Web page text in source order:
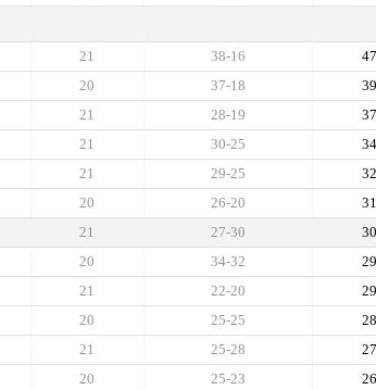
47
38-16
21
39
37-18
20
37
28-19
21
34
30-25
21
32
29-25
21
31
26-20
20
30
27-30
21
29
34-32
20
29
22-20
21
28
25-25
20
27
25-28
21
26
25-23
20